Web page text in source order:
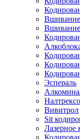
Эспераль
Вивитрол
Sit
Лазерное